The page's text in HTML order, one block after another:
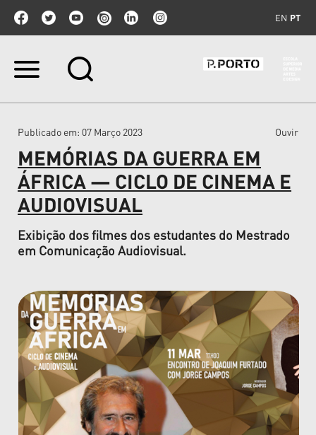
EN PT
Ir
Ir
navegação
Publicado em: 07 Março 2023 Ouvir
MEMÓRIAS DA GUERRA EM
ÁFRICA — CICLO DE CINEMA E
AUDIOVISUAL
Exibição dos filmes dos estudantes do Mestrado
em Comunicação Audiovisual.